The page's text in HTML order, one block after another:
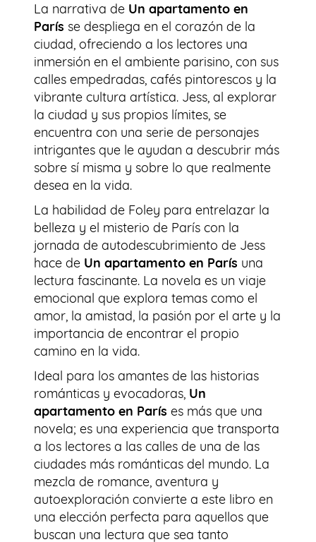
La narrativa de Un apartamento en
París se despliega en el corazón de la
ciudad, ofreciendo a los lectores una
inmersión en el ambiente parisino, con sus
calles empedradas, cafés pintorescos y la
vibrante cultura artística. Jess, al explorar
la ciudad y sus propios límites, se
encuentra con una serie de personajes
intrigantes que le ayudan a descubrir más
sobre sí misma y sobre lo que realmente
desea en la vida.
La habilidad de Foley para entrelazar la
belleza y el misterio de París con la
jornada de autodescubrimiento de Jess
hace de Un apartamento en París una
lectura fascinante. La novela es un viaje
emocional que explora temas como el
amor, la amistad, la pasión por el arte y la
importancia de encontrar el propio
camino en la vida.
Ideal para los amantes de las historias
románticas y evocadoras, Un
apartamento en París es más que una
novela; es una experiencia que transporta
a los lectores a las calles de una de las
ciudades más románticas del mundo. La
mezcla de romance, aventura y
autoexploración convierte a este libro en
una elección perfecta para aquellos que
buscan una lectura que sea tanto